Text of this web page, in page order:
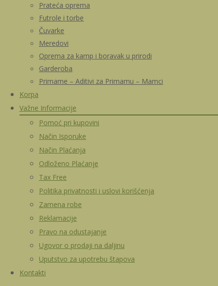
Prateća oprema
Futrole i torbe
Čuvarke
Meredovi
Oprema za kamp i boravak u prirodi
Garderoba
Primame – Aditivi za Primamu – Mamci
Korpa
Važne Informacije
Pomoć pri kupovini
Način Isporuke
Način Plaćanja
Odloženo Plaćanje
Tax Free
Politika privatnosti i uslovi korišćenja
Zamena robe
Reklamacije
Pravo na odustajanje
Ugovor o prodaji na daljinu
Uputstvo za upotrebu štapova
Kontakti